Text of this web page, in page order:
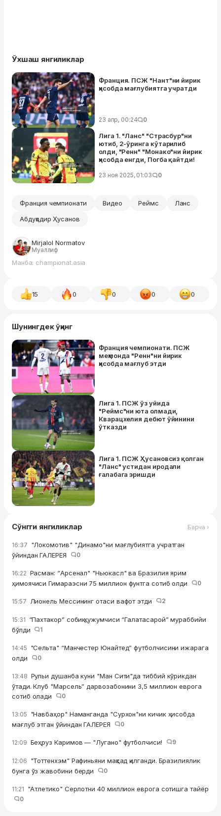
Ўхшаш янгиликлар
Франция. ПСЖ "Нант"ни йирик
ҳисобда мағлубиятга учратди
23 апр, 00:24 0
Лига 1. "Ланс" "Страсбур"ни
ютиб, 2-ўринга кўтарилиб
олди, "Ренн" "Монако"ни йирик
ҳисобда енгди, Погба қайтди!
23 ноя 2025, 01:03 0
Франция чемпионати Видео Реймс
Ланс
Абдуқодир Ҳусанов
Mirjalol Normatov
Муаллиф
Манба: championat.asia
15 0 0 0 0
Шунингдек ўқинг
Франция чемпионати. ПСЖ
меҳмонда "Ренн"ни йирик
ҳисобда мағлуб этди
Лига 1. ПСЖ ўз уйида
"Реймс"ни юта олмади,
Кварацхелия дебют ўйинини
ўтказди
Лига 1. ПСЖ Ҳусановсиз қолган
"Ланс" устидан иродали
ғалабага эришди
Сўнгги янгиликлар Барча ›
16:37 "Локомотив" "Динамо"ни мағлубиятга учратган
ўйиндан ГАЛЕРЕЯ
0
16:22 Расман: “Арсенал" "Ньюкасл" ва Бразилия ярим
ҳимоячиси Гимараэсни 75 миллион фунтга сотиб олди
0
15:57 Лионель Мессининг отаси вафот этди 2
15:31 “Пахтакор” собиқ ҳужумчиси “Галатасарой” мураббийи
бўлди
1
14:45 "Сельта" “Манчестер Юнайтед” футболчисини ижарага
олди
0
13:48 Рульи душанба куни "Ман Сити"да тиббий кўрикдан
ўтади. Клуб "Марсель” дарвозабонини 3,5 миллион еврога
сотиб олади
0
13:05 "Навбаҳор" Наманганда "Сурхон"ни кичик ҳисобда
мағлуб этган ўйиндан ГАЛЕРЕЯ
0
12:09 Беҳруз Каримов — "Лугано" футболчиси! 9
12:06 "Тоттенхэм" Рафиньяни мақсад қилганди. Бразилиялик
бунга ўз жавобини берди
0
11:21 "Атлетико" Серлотни 40 миллион еврога сотишга тайёр
0